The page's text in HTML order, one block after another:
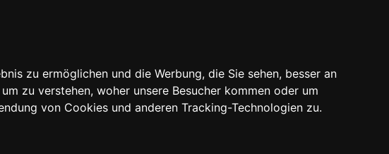
zu ermöglichen und die Werbung, die Sie sehen, besser an
zu verstehen, woher unsere Besucher kommen oder um
von Cookies und anderen Tracking-Technologien zu.